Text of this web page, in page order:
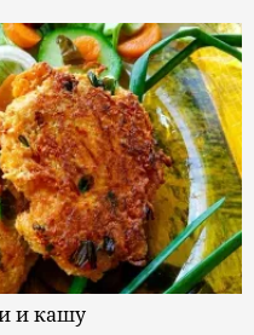
и кашу